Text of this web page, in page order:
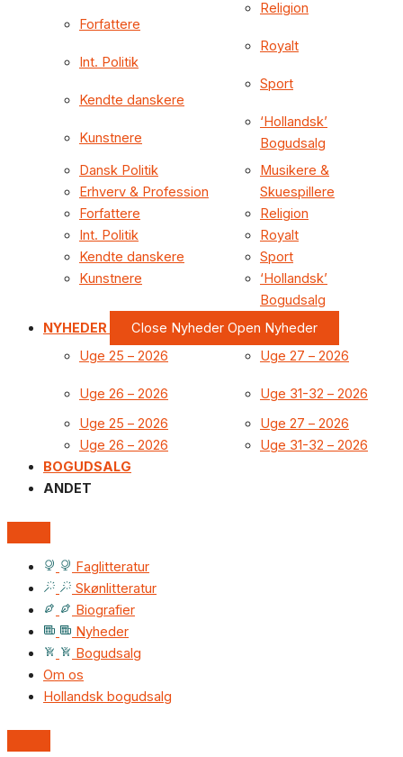
Forfattere
Int. Politik
Kendte danskere
Kunstnere
Religion
Royalt
Sport
‘Hollandsk’
Bogudsalg
Dansk Politik
Erhverv & Profession
Forfattere
Int. Politik
Kendte danskere
Kunstnere
Musikere &
Skuespillere
Religion
Royalt
Sport
‘Hollandsk’
Bogudsalg
NYHEDER
Close Nyheder Open Nyheder
Uge 25 – 2026
Uge 26 – 2026
Uge 27 – 2026
Uge 31-32 – 2026
Uge 25 – 2026
Uge 26 – 2026
Uge 27 – 2026
Uge 31-32 – 2026
BOGUDSALG
ANDET
Faglitteratur
Skønlitteratur
Biografier
Nyheder
Bogudsalg
Om os
Hollandsk bogudsalg